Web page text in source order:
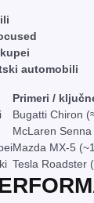
automobili
Primeri /
Bugatti Chiron
McLaren
Mazda MX-5
Tesla Roadster